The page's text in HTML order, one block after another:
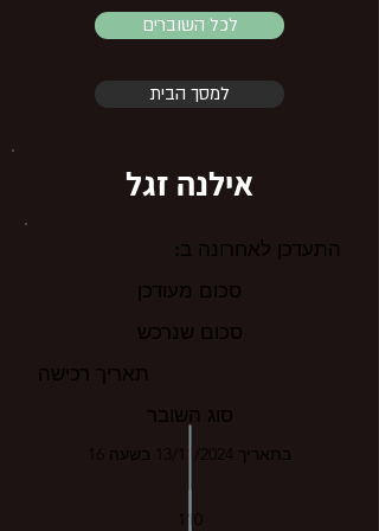
לכל השוברים
למסך הבית
אילנה זגל
התעדכן לאחרונה ב:
סכום מעודכן
סכום שנרכש
תאריך רכישה
סוג השובר
בתאריך 13/11/2024 בשעה 16
110